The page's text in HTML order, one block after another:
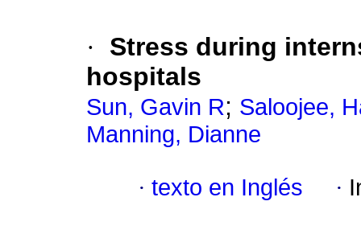
·
Stress during
hospitals
Sun, Gavin R; Saloojee,
Manning, Dianne
· texto en Inglés ·